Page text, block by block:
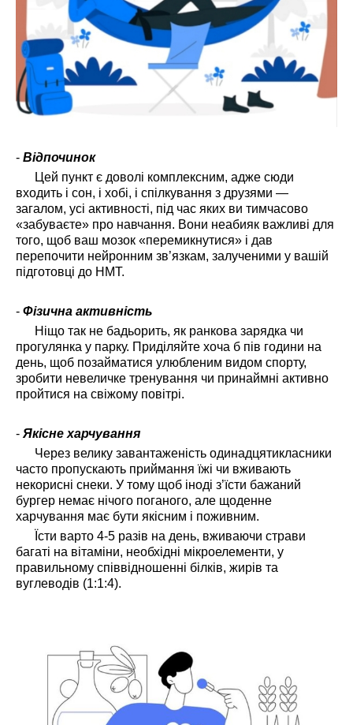
- Відпочинок
Цей пункт є доволі комплексним, адже сюди
входить і сон, і хобі, і спілкування з друзями —
загалом, усі активності, під час яких ви тимчасово
«забуваєте» про навчання. Вони неабияк важливі для
того, щоб ваш мозок «перемикнутися» і дав
перепочити нейронним зв’язкам, залученими у вашій
підготовці до НМТ.
- Фізична активність
Ніщо так не бадьорить, як ранкова зарядка чи
прогулянка у парку. Приділяйте хоча б пів години на
день, щоб позайматися улюбленим видом спорту,
зробити невеличке тренування чи принаймні активно
пройтися на свіжому повітрі.
- Якісне харчування
Через велику завантаженість одинадцятикласники
часто пропускають приймання їжі чи вживають
некорисні снеки. У тому щоб іноді з’їсти бажаний
бургер немає нічого поганого, але щоденне
харчування має бути якісним і поживним.
Їсти варто 4-5 разів на день, вживаючи страви
багаті на вітаміни, необхідні мікроелементи, у
правильному співвідношенні білків, жирів та
вуглеводів (1:1:4).